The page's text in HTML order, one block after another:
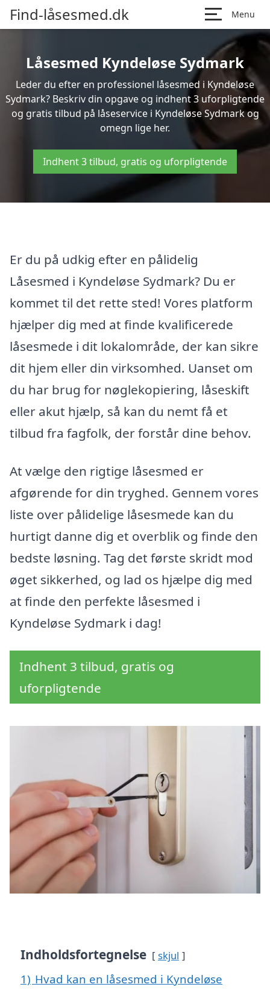
Find-låsesmed.dk Menu
Låsesmed Kyndeløse Sydmark
Leder du efter en professionel låsesmed i Kyndeløse
Sydmark? Beskriv din opgave og indhent 3 uforpligtende
og gratis tilbud på låseservice i Kyndeløse Sydmark og
omegn lige her.
Indhent 3 tilbud, gratis og uforpligtende
Er du på udkig efter en pålidelig
Låsesmed i Kyndeløse Sydmark? Du er
kommet til det rette sted! Vores platform
hjælper dig med at finde kvalificerede
låsesmede i dit lokalområde, der kan sikre
dit hjem eller din virksomhed. Uanset om
du har brug for nøglekopiering, låseskift
eller akut hjælp, så kan du nemt få et
tilbud fra fagfolk, der forstår dine behov.
At vælge den rigtige låsesmed er
afgørende for din tryghed. Gennem vores
liste over pålidelige låsesmede kan du
hurtigt danne dig et overblik og finde den
bedste løsning. Tag det første skridt mod
øget sikkerhed, og lad os hjælpe dig med
at finde den perfekte låsesmed i
Kyndeløse Sydmark i dag!
Indhent 3 tilbud, gratis og
uforpligtende
Indholdsfortegnelse skjul
1) Hvad kan en låsesmed i Kyndeløse